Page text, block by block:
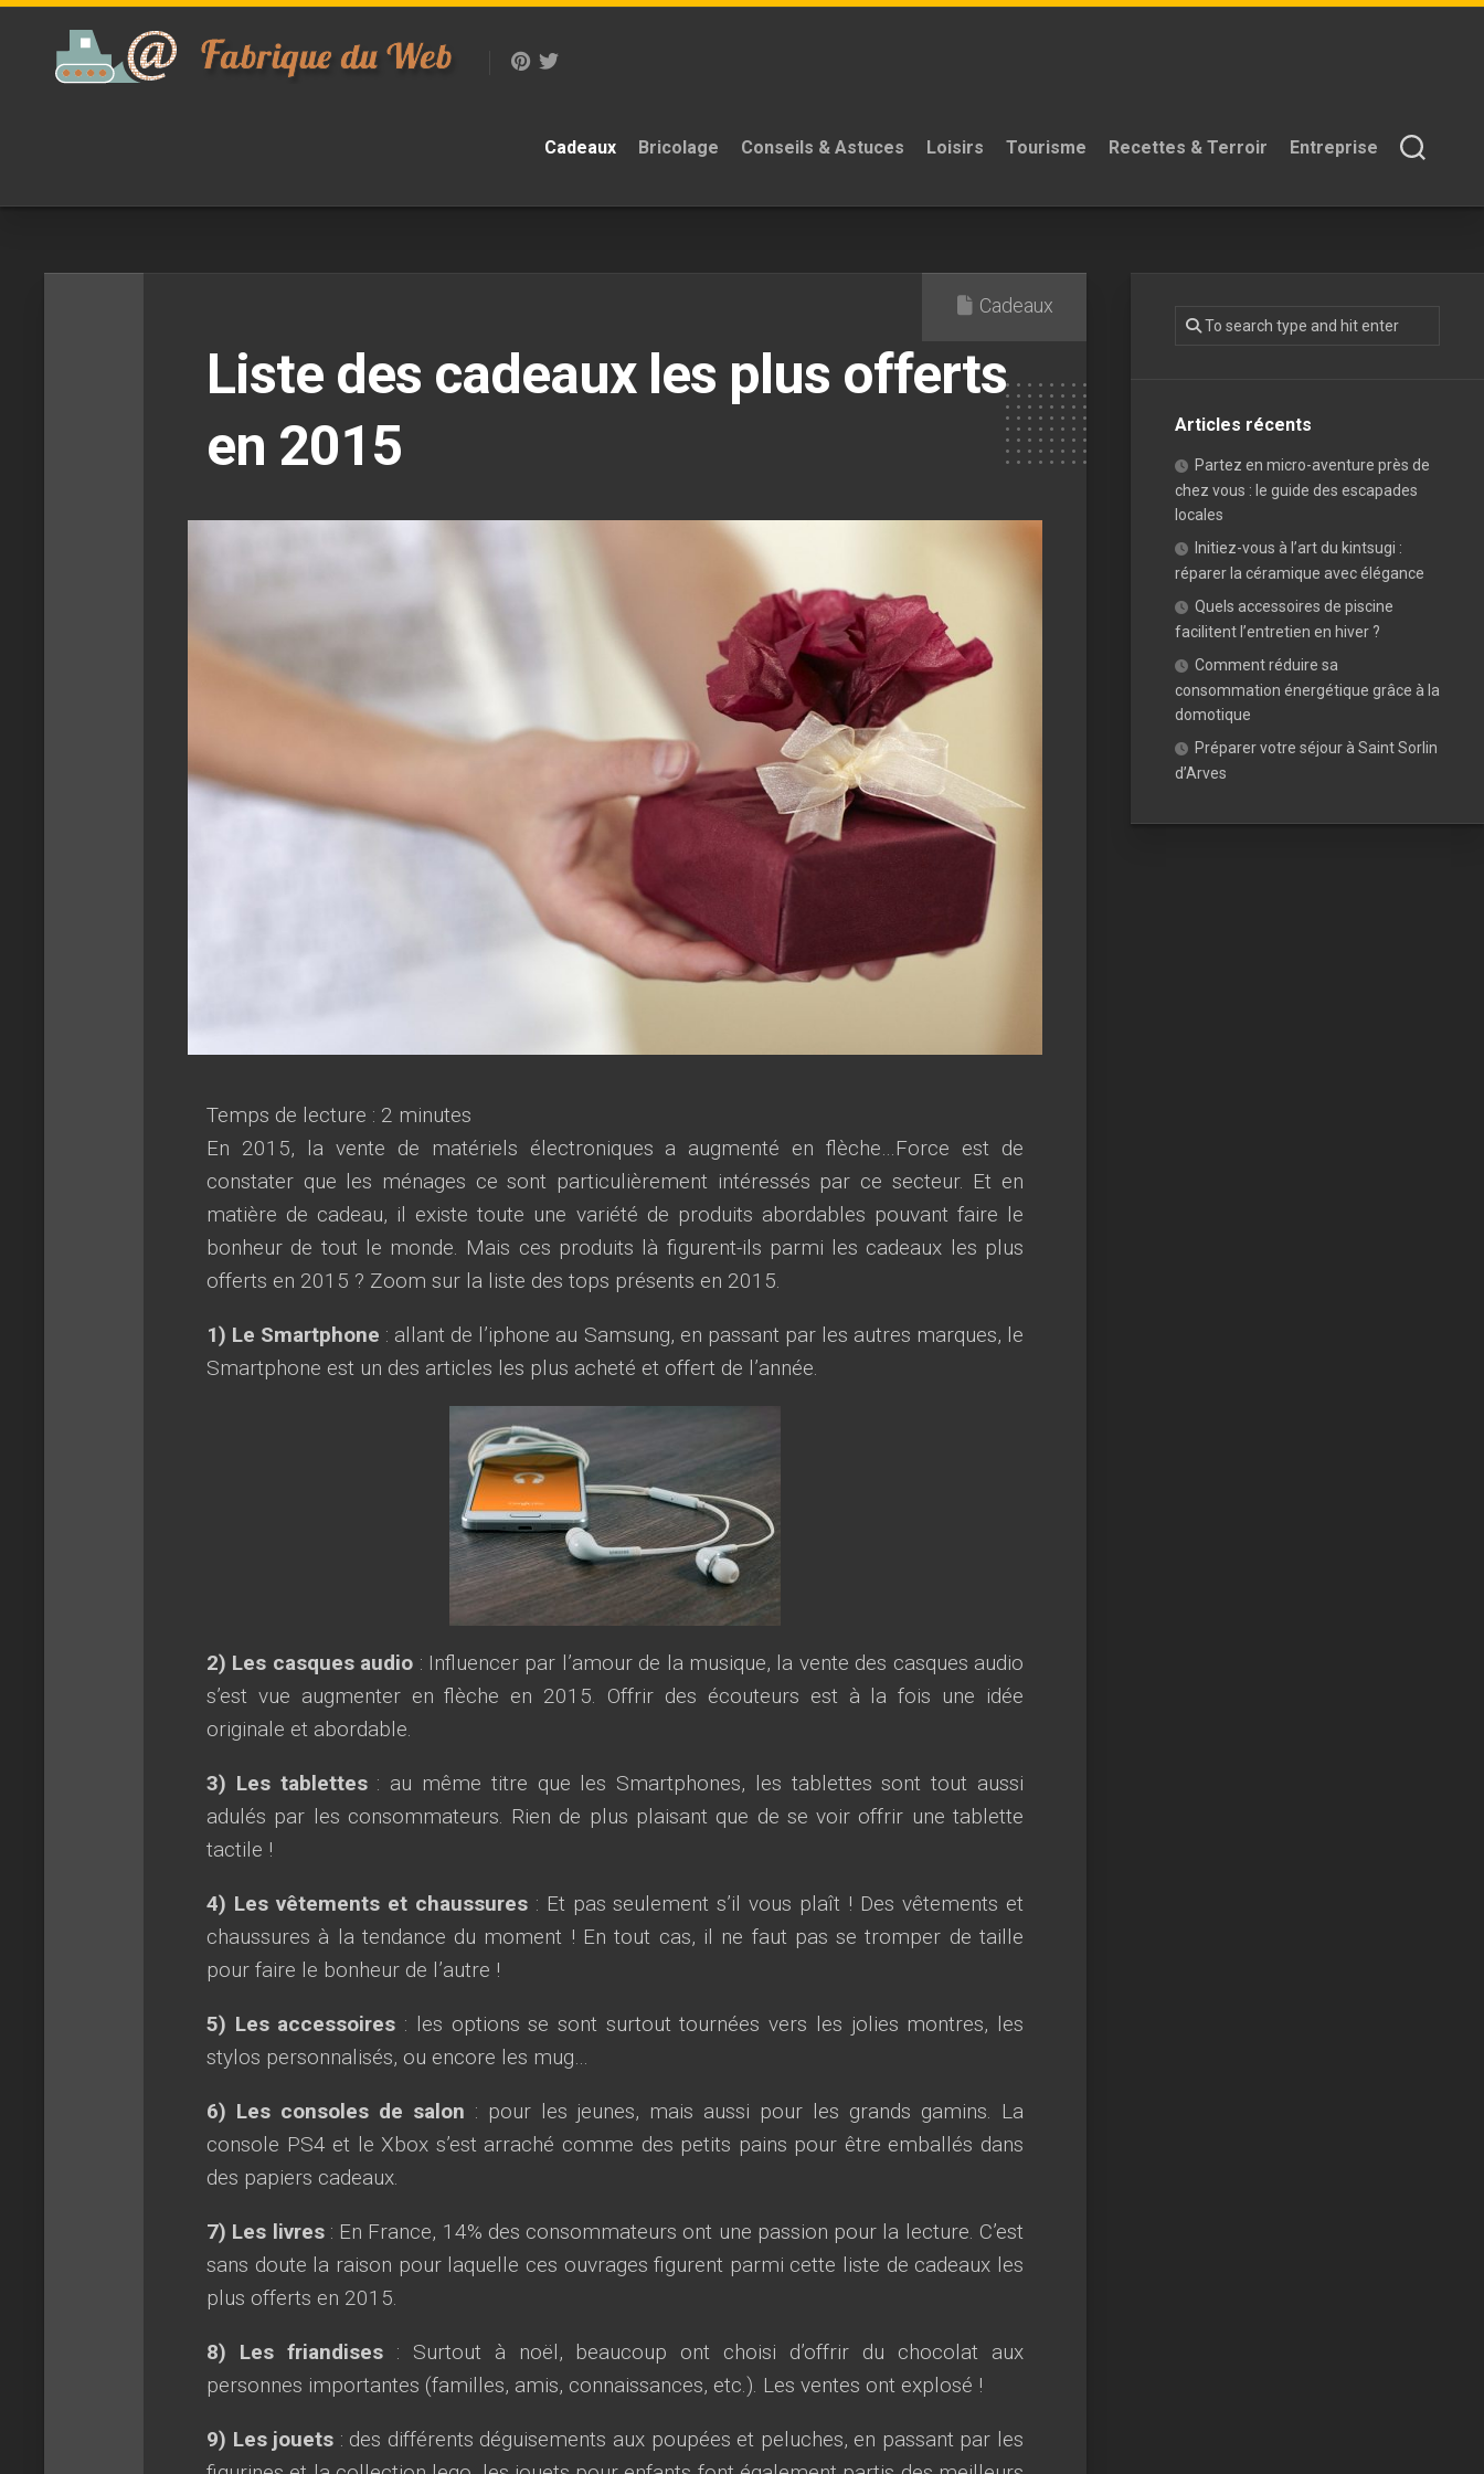
Skip
Cadeaux Bricolage Conseils & Astuces Loisirs Tourisme Recettes & Terroir Entreprise
Cadeaux
Liste des cadeaux les plus offerts
en 2015
Temps de lecture : 2 minutes
En 2015, la vente de matériels électroniques a augmenté en flèche…Force est de
constater que les ménages ce sont particulièrement intéressés par ce secteur. Et en
matière de cadeau, il existe toute une variété de produits abordables pouvant faire le
bonheur de tout le monde. Mais ces produits là figurent-ils parmi les cadeaux les plus
offerts en 2015 ? Zoom sur la liste des tops présents en 2015.
1) Le Smartphone : allant de l’iphone au Samsung, en passant par les autres marques, le
Smartphone est un des articles les plus acheté et offert de l’année.
2) Les casques audio : Influencer par l’amour de la musique, la vente des casques audio
s’est vue augmenter en flèche en 2015. Offrir des écouteurs est à la fois une idée
originale et abordable.
3) Les tablettes: au même titre que les Smartphones, les tablettes sont tout aussi
adulés par les consommateurs. Rien de plus plaisant que de se voir offrir une tablette
tactile !
4) Les vêtements et chaussures: Et pas seulement s’il vous plaît ! Des vêtements et
chaussures à la tendance du moment ! En tout cas, il ne faut pas se tromper de taille
pour faire le bonheur de l’autre !
5) Les accessoires : les options se sont surtout tournées vers les jolies montres, les
stylos personnalisés, ou encore les mug…
6) Les consoles de salon : pour les jeunes, mais aussi pour les grands gamins. La
console PS4 et le Xbox s’est arraché comme des petits pains pour être emballés dans
des papiers cadeaux.
7) Les livres: En France, 14% des consommateurs ont une passion pour la lecture. C’est
sans doute la raison pour laquelle ces ouvrages figurent parmi cette liste de cadeaux les
plus offerts en 2015.
8) Les friandises: Surtout à noël, beaucoup ont choisi d’offrir du chocolat aux
personnes importantes (familles, amis, connaissances, etc.). Les ventes ont explosé !
9) Les jouets : des différents déguisements aux poupées et peluches, en passant par les
Articles récents
Partez en micro-aventure près de
chez vous : le guide des escapades
locales
Initiez-vous à l’art du kintsugi :
réparer la céramique avec élégance
Quels accessoires de piscine
facilitent l’entretien en hiver ?
Comment réduire sa
consommation énergétique grâce à la
domotique
Préparer votre séjour à Saint Sorlin
d’Arves